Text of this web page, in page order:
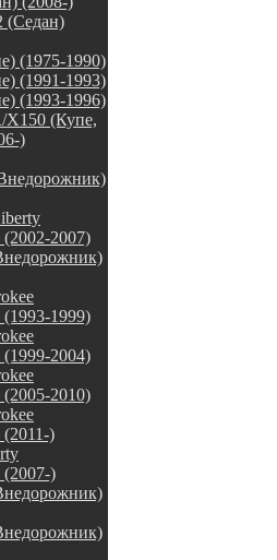
(Седан)
(1975-1990)
(1991-1993)
(1993-1996)
X150 (Купе,
)
2007)
1999)
2004)
2010)
)
)